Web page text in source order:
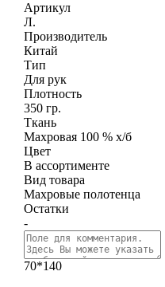
Артикул
Л.
Производитель
Китай
Тип
Для рук
Плотность
350 гр.
Ткань
Махровая 100 % х/б
Цвет
В ассортименте
Вид товара
Махровые полотенца
Остатки
-
70*140